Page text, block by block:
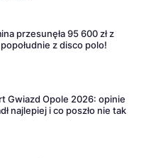
przesunęła 95 600 zł z
z disco polo!
Gwiazd Opole 2026: opinie
najlepiej i co poszło nie tak